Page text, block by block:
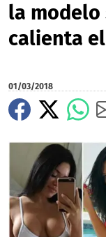
la modelo
calienta
01/03/2018